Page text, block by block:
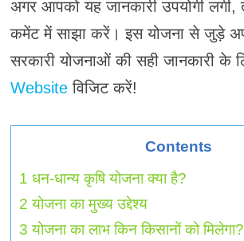
अगर आपको यह जानकारी उपयोगी लगी,
कमेंट में साझा करें। इस योजना से जुड़े
सरकारी योजनाओं की सही जानकारी के
Websiteविजिट करें!
Contents
1 धन-धान्य कृषि योजना क्या है?
2 योजना का मुख्य उद्देश्य
3 योजना का लाभ किन किसानों को मिलेगा?